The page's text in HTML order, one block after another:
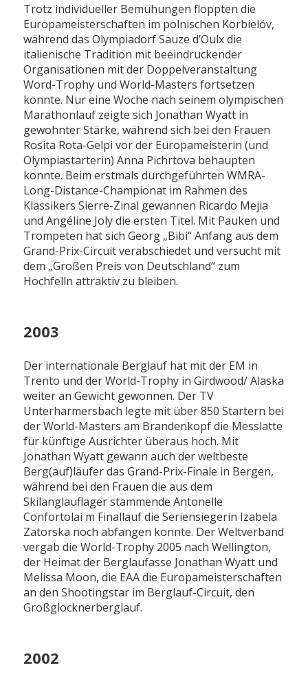
Trotz individueller Bemühungen floppten die
Europameisterschaften im polnischen Korbielóv,
während das Olympiadorf Sauze d’Oulx die
italienische Tradition mit beeindruckender
Organisationen mit der Doppelveranstaltung
Word-Trophy und World-Masters fortsetzen
konnte. Nur eine Woche nach seinem olympischen
Marathonlauf zeigte sich Jonathan Wyatt in
gewohnter Stärke, während sich bei den Frauen
Rosita Rota-Gelpi vor der Europameisterin (und
Olympiastarterin) Anna Pichrtova behaupten
konnte. Beim erstmals durchgeführten WMRA-
Long-Distance-Championat im Rahmen des
Klassikers Sierre-Zinal gewannen Ricardo Mejia
und Angéline Joly die ersten Titel. Mit Pauken und
Trompeten hat sich Georg „Bibi“ Anfang aus dem
Grand-Prix-Circuit verabschiedet und versucht mit
dem „Großen Preis von Deutschland“ zum
Hochfelln attraktiv zu bleiben.
2003
Der internationale Berglauf hat mit der EM in
Trento und der World-Trophy in Girdwood/ Alaska
weiter an Gewicht gewonnen. Der TV
Unterharmersbach legte mit über 850 Startern bei
der World-Masters am Brandenkopf die Messlatte
für künftige Ausrichter überaus hoch. Mit
Jonathan Wyatt gewann auch der weltbeste
Berg(auf)läufer das Grand-Prix-Finale in Bergen,
während bei den Frauen die aus dem
Skilanglauflager stammende Antonelle
Confortolai m Finallauf die Seriensiegerin Izabela
Zatorska noch abfangen konnte. Der Weltverband
vergab die World-Trophy 2005 nach Wellington,
der Heimat der Berglaufasse Jonathan Wyatt und
Melissa Moon, die EAA die Europameisterschaften
an den Shootingstar im Berglauf-Circuit, den
Großglocknerberglauf.
2002